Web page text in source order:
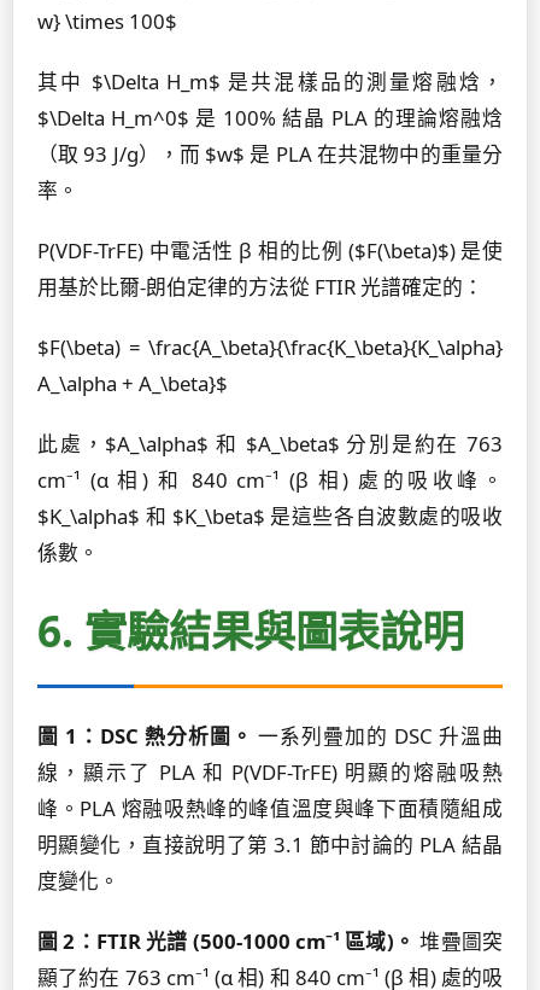
w} \times 100$
其中 $\Delta H_m$ 是共混樣品的測量熔融焓，
$\Delta H_m^0$ 是 100% 結晶 PLA 的理論熔融焓
（取 93 J/g），而 $w$ 是 PLA 在共混物中的重量分
率。
P(VDF-TrFE) 中電活性 β 相的比例 ($F(\beta)$) 是使
用基於比爾-朗伯定律的方法從 FTIR 光譜確定的：
$F(\beta) = \frac{A_\beta}{\frac{K_\beta}{K_\alpha}
A_\alpha + A_\beta}$
此處，$A_\alpha$ 和 $A_\beta$ 分別是約在 763
cm⁻¹ (α 相) 和 840 cm⁻¹ (β 相) 處的吸收峰。
$K_\alpha$ 和 $K_\beta$ 是這些各自波數處的吸收
係數。
6. 實驗結果與圖表說明
圖 1：DSC 熱分析圖。 一系列疊加的 DSC 升溫曲
線，顯示了 PLA 和 P(VDF-TrFE) 明顯的熔融吸熱
峰。PLA 熔融吸熱峰的峰值溫度與峰下面積隨組成
明顯變化，直接說明了第 3.1 節中討論的 PLA 結晶
度變化。
圖 2：FTIR 光譜 (500-1000 cm⁻¹ 區域)。 堆疊圖突
顯了約在 763 cm⁻¹ (α 相) 和 840 cm⁻¹ (β 相) 處的吸